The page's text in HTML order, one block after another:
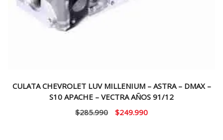
CULATA CHEVROLET LUV MILLENIUM – ASTRA – DMAX –
S10 APACHE – VECTRA AÑOS 91/12
$285.990
El
$249.990El